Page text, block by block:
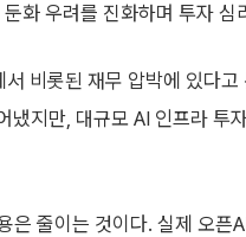
화 우려를 진화하며 투자 심
비롯된 재무 압박에 있다
지만, 대규모 AI 인프라 투
줄이는 것이다. 실제 오픈